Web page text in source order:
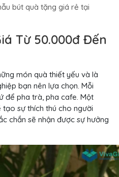
bút quà tặng giá rẻ tại
Từ 50.000đ Đến
món quà thiết yếu và là
bạn nên lựa chọn. Mỗi
để pha trà, pha cafe. Một
tạo sự thích thú cho người
chắn sẽ nhận được sự hưởng